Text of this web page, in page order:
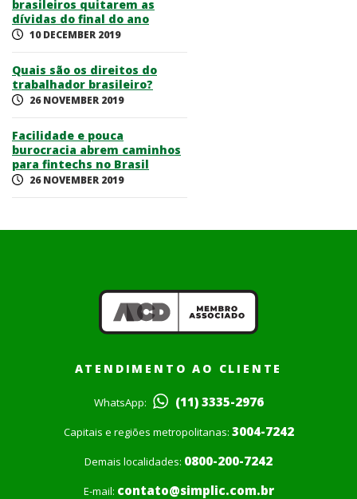
brasileiros quitarem as
dívidas do final do ano
10 DECEMBER 2019
Quais são os direitos do
trabalhador brasileiro?
26 NOVEMBER 2019
Facilidade e pouca
burocracia abrem caminhos
para fintechs no Brasil
26 NOVEMBER 2019
ATENDIMENTO AO CLIENTE
WhatsApp: (11) 3335-2976
Capitais e regiões metropolitanas: 3004-7242
Demais localidades: 0800-200-7242
E-mail: contato@simplic.com.br